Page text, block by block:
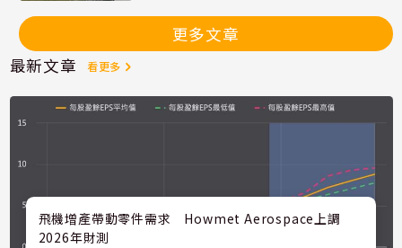
更多文章
最新文章
看更多
飛機增產帶動零件需求 Howmet Aerospace上調
2026年財測